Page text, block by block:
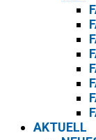
AKTUELL